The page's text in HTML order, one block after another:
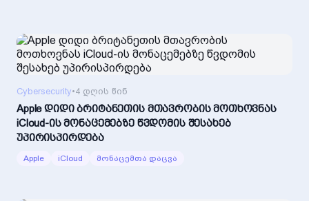
Cybersecurity•4 დღის წინ
Apple დიდი ბრიტანეთის მთავრობის მოთხოვნას
iCloud-ის მონაცემებზე წვდომის შესახებ
უპირისპირდება
Apple iCloud მონაცემთა დაცვა